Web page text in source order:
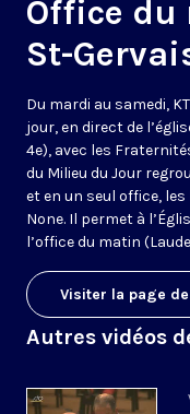
Office
St-
Du mardi au samedi,
jour, en direct de
4e), avec les
du Milieu du Jour
et en un seul office,
None. Il permet à
l’office du matin
Visiter la page
Autres vidéos